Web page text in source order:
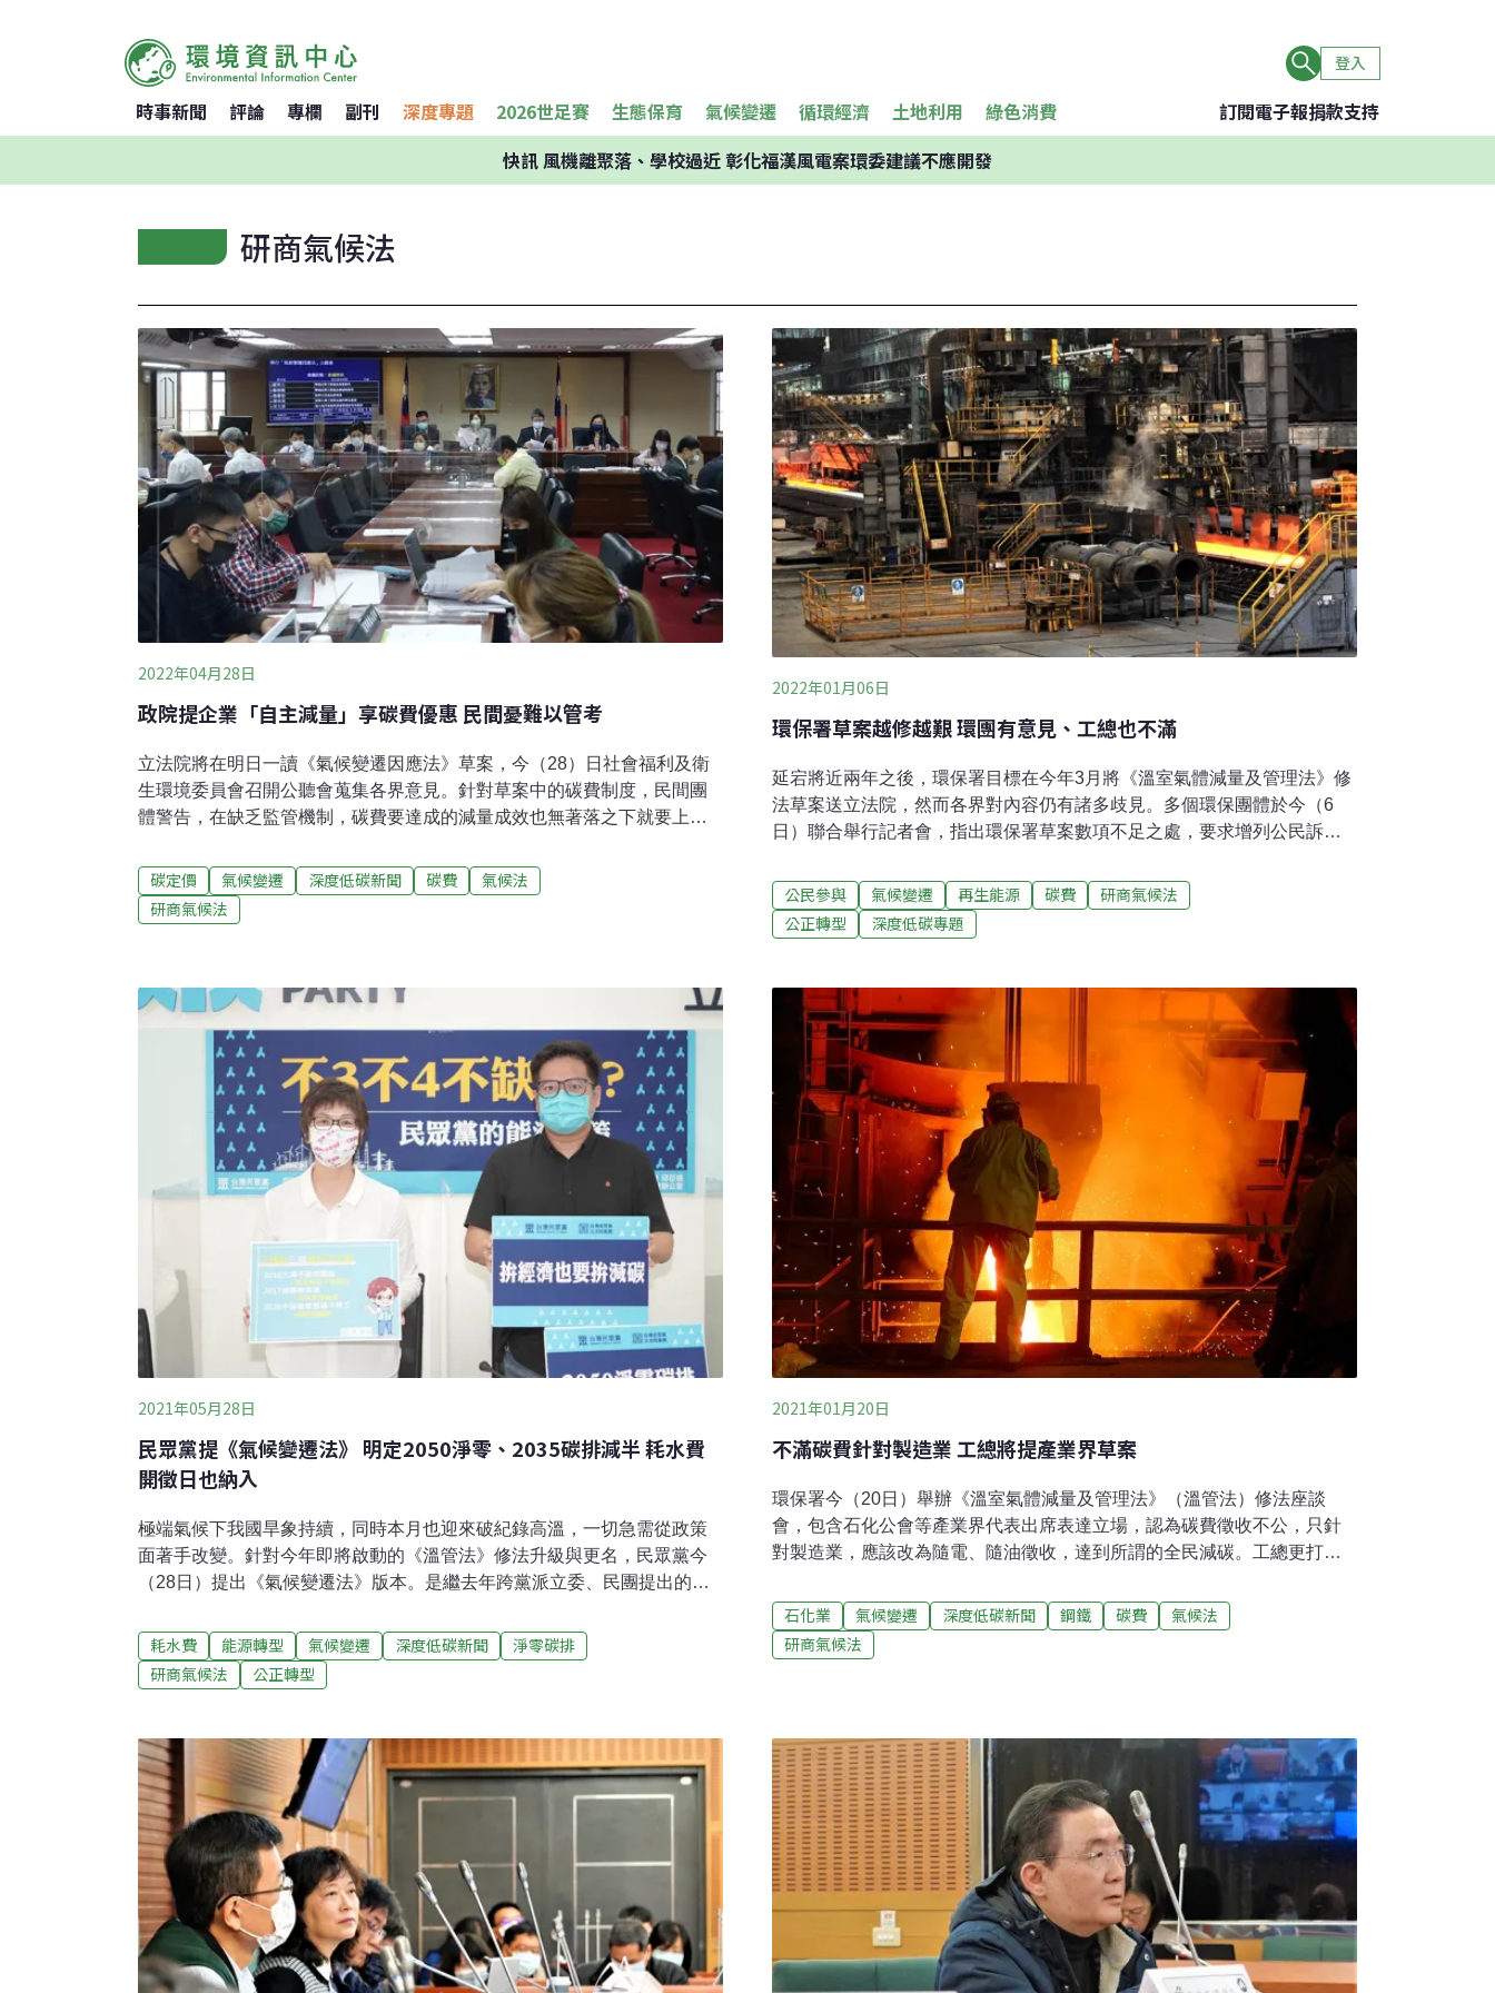
登入
時事新聞 評論 專欄 副刊 深度專題 2026世足賽 生態保育 氣候變遷 循環經濟 土地利用 綠色消費 訂閱電子報捐款支持
快訊風機離聚落、學校過近 彰化福漢風電案環委建議不應開發
研商氣候法
2022年04月28日
政院提企業「自主減量」享碳費優惠 民間憂難以管考
立法院將在明日一讀《氣候變遷因應法》草案，今（28）日社會福利及衛
生環境委員會召開公聽會蒐集各界意見。針對草案中的碳費制度，民間團
體警告，在缺乏監管機制，碳費要達成的減量成效也無著落之下就要上
增「碳費優惠」 草案即將立院一讀 環保署去年預告《溫室氣體減量及管
理》修正為《氣候變遷因應法》草案，行政院審查後在世界地球日前夕提
出政院版草案，將在明（29）日立法院程序委員會一讀。政院送出的草案
「自主減量計畫」，只要減量措施能有效減排，並達中央主管機關指定目
標，就可享有碳費優惠費率。此外，為提高企業自願減量的誘因，也可透
過減量額度扣除排放量，以減免碳費。
碳定價 氣候變遷 深度低碳新聞 碳費
氣候法
研商氣候法
2022年01月06日
環保署草案越修越艱 環團有意見、工總也不滿
延宕將近兩年之後，環保署目標在今年3月將《溫室氣體減量及管理法》修
法草案送立法院，然而各界對內容仍有諸多歧見。多個環保團體於今（6
日）聯合舉行記者會，指出環保署草案數項不足之處，要求增列公民訴訟
前，經濟發展掛帥的全國工業總會也代表企業界，對環保署草案提出七大
建言，表示台灣綠能推廣進度落後，不要急於將2050淨零排放目標入法。
雙方意見分歧，也讓主責修法的環保署進退維谷，處境兩難。切勿閹割公
措施，我國2015年通過的《溫室氣體減量及管理法》已不符現況所需，擬
調整長期減碳目標及管制手段，升級為《氣候變遷因應法》（以下簡稱
《氣候法》），修法卻從2020年初喊到2022年還卡在環保署討論。環境權
保障基金會專職律師呂冠輝批評，目前環保署提出的草案公民參與不足，
只有擬定「階段
公民參與 氣候變遷 再生能源 碳費
研商氣候法
公正轉型
深度低碳專題
2021年05月28日
民眾黨提《氣候變遷法》 明定2050淨零、2035碳排減半 耗水費
開徵日也納入
極端氣候下我國旱象持續，同時本月也迎來破紀錄高溫，一切急需從政策
面著手改變。針對今年即將啟動的《溫管法》修法升級與更名，民眾黨今
（28日）提出《氣候變遷法》版本。是繼去年跨黨派立委、民團提出的
法》修法版本。民眾黨表示，應將「2050淨零碳排、2035碳排減半」目標
入法，落實「公正轉型」，協助弱勢群體、相關產業因應能源轉型所帶來
的衝擊，並將耗水費開徵期程入法。《溫管法》將修法升級 跨黨立委、環
狀態」，131國提出2050年淨零排放目標，而我國總統蔡英文也於今年地
球日首度宣示「2050淨零轉型」目標。然而，目前我國主要減碳政策工具
《溫室氣體減量及管理法》（簡稱溫管法）的2050年減碳50%目標，早已
落後國際大幅增強的減碳目標。
耗水費 能源轉型 氣候變遷 深度低碳新聞
淨零碳排
研商氣候法
公正轉型
2021年01月20日
不滿碳費針對製造業 工總將提產業界草案
環保署今（20日）舉辦《溫室氣體減量及管理法》（溫管法）修法座談
會，包含石化公會等產業界代表出席表達立場，認為碳費徵收不公，只針
對製造業，應該改為隨電、隨油徵收，達到所謂的全民減碳。工總更打算
年，面對極端氣候加劇，各界積極要求環保署修法，強化減碳力道。環保
署於2020年底提出修正草案，將34條的《溫管法》升級為62條的《氣候變
遷因應法》（簡稱氣候法）。產業代表盼修法刪除國家減碳目標 工總將另
管法》第四條規範我國減碳目標為「2050年較2005年減碳50%」，環保團
體多次批評過於保守，立委洪申翰、台北市環保局長劉銘龍等人也曾公開
建議，修法應納入明確的「淨零碳排」目標，不過環保署態度仍不明確。
台
石化業 氣候變遷 深度低碳新聞 鋼鐵 碳費
氣候法
研商氣候法